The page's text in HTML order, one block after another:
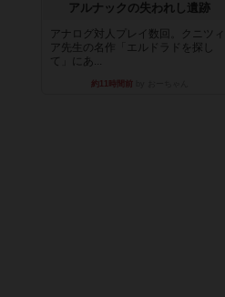
アルナックの失われし遺跡
アナログ対人プレイ数回。クニツィ
ア先生の名作「エルドラドを探し
て」にあ...
約11時間前